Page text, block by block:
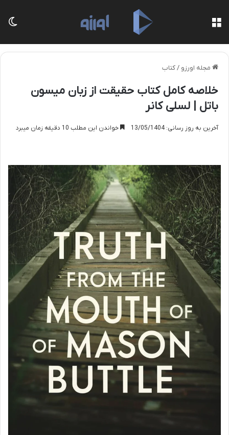
مجله اورزو /کتاب
خلاصه کامل کتاب حقیقت از زبان میسون
باتل | لسلی کانر
آخرین به روز رسانی: 13/05/1404 خواندن این مطلب 10 دقیقه زمان میبرد